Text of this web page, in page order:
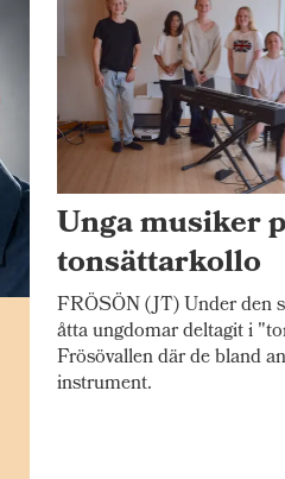
Unga musiker
tonsättarkollo
FRÖSÖN (JT) Under den
åtta ungdomar deltagit i
Frösövallen där de bland
instrument.